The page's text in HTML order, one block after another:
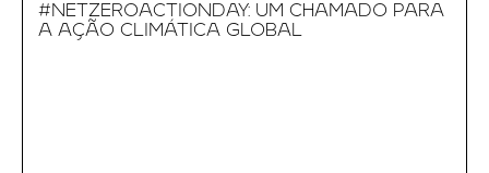
#NETZEROACTIONDAY: UM CHAMADO PARA
A AÇÃO CLIMÁTICA GLOBAL